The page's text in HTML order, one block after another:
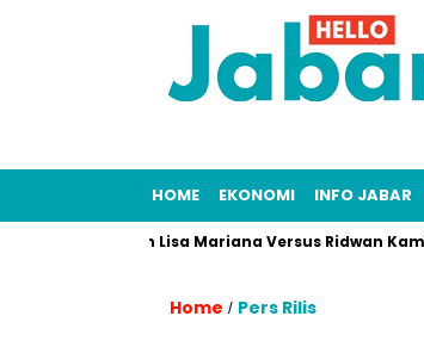
HOME EKONOMI INFO JABAR
Fitnah Lisa Mariana Versus Ridwan Kamil
Home / Pers Rilis